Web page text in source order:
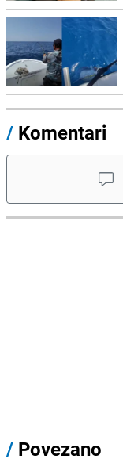
/ Komentari
/ Povezano